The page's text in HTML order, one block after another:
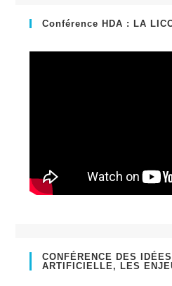
Conférence HDA : LA
CONFÉRENCE DES
ARTIFICIELLE, LES